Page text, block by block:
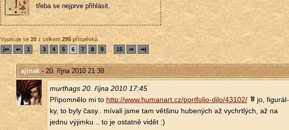
třeba se nejprve přihlásit.
Vypisuje se20z celkem 295příspěvků
|⇐
⇐ 1 3 4 5 6 7 8 9 15 ⇒ ⇒|
ajinak- 20. října 2010 21:38
murthags 20. října 2010 17:45
Při­po­mně­lo mi to http://​www.​humanart.​cz/​portfolio-dilo/​43102/​
jo, fi­gu­rál­
ky, to byly časy.. mí­va­li jsme tam vět­ši­nu hu­be­ných až vychrt­lých, až na
jednu vý­jim­ku .. to je ostat­ně vidět :)